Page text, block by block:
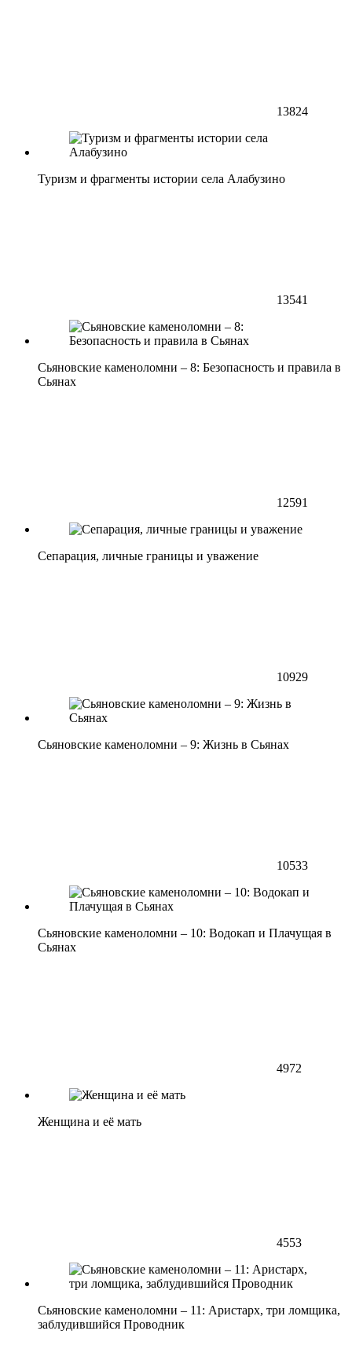
13824
Туризм и фрагменты истории села Алабузино
13541
Сьяновские каменоломни – 8: Безопасность и правила в
Сьянах
12591
Сепарация, личные границы и уважение
10929
Сьяновские каменоломни – 9: Жизнь в Сьянах
10533
Сьяновские каменоломни – 10: Водокап и Плачущая в
Сьянах
4972
Женщина и её мать
4553
Сьяновские каменоломни – 11: Аристарх, три ломщика,
заблудившийся Проводник